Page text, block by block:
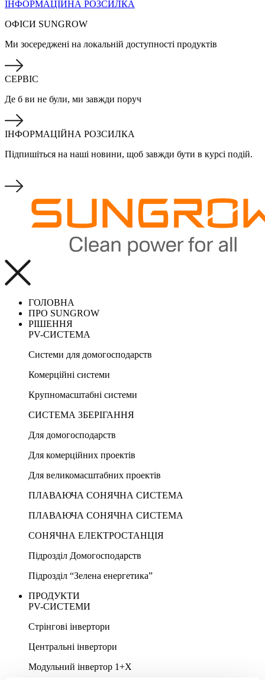
ІНФОРМАЦІЙНА РОЗСИЛКА
ОФІСИ SUNGROW
Ми зосереджені на локальній доступності продуктів
СЕРВІС
Де б ви не були, ми завжди поруч
ІНФОРМАЦІЙНА РОЗСИЛКА
Підпишіться на наші новини, щоб завжди бути в курсі подій.
ГОЛОВНА
ПРО SUNGROW
РІШЕННЯ
PV-СИСТЕМА
Системи для домогосподарств
Комерційні системи
Крупномасштабні системи
СИСТЕМА ЗБЕРІГАННЯ
Для домогосподарств
Для комерційних проектів
Для великомасштабних проектів
ПЛАВАЮЧА СОНЯЧНА СИСТЕМА
ПЛАВАЮЧА СОНЯЧНА СИСТЕМА
СОНЯЧНА ЕЛЕКТРОСТАНЦІЯ
Підрозділ Домогосподарств
Підрозділ “Зелена енергетика”
ПРОДУКТИ
PV-СИСТЕМИ
Стрінгові інвертори
Центральні інвертори
Модульний інвертор 1+X